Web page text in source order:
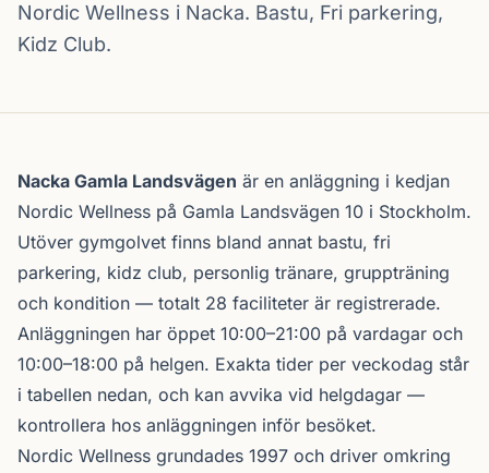
Nordic Wellness i Nacka. Bastu, Fri parkering,
Kidz Club.
Om Nacka Gamla Landsvägen
Nacka Gamla Landsvägen är en anläggning i kedjan
Nordic Wellness på Gamla Landsvägen 10 i Stockholm.
Utöver gymgolvet finns bland annat bastu, fri
parkering, kidz club, personlig tränare, gruppträning
och kondition — totalt 28 faciliteter är registrerade.
Anläggningen har öppet 10:00–21:00 på vardagar och
10:00–18:00 på helgen. Exakta tider per veckodag står
i tabellen nedan, och kan avvika vid helgdagar —
kontrollera hos anläggningen inför besöket.
Nordic Wellness grundades 1997 och driver omkring